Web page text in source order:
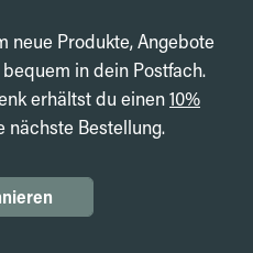
neue Produkte, Angebote
in dein Postfach.
erhältst du einen10%
nächste Bestellung.